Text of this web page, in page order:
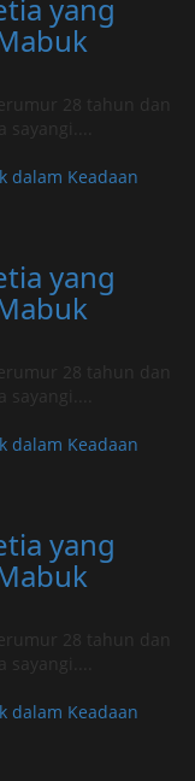
yang
28 tahun dan
dalam Keadaan
yang
28 tahun dan
dalam Keadaan
yang
28 tahun dan
dalam Keadaan